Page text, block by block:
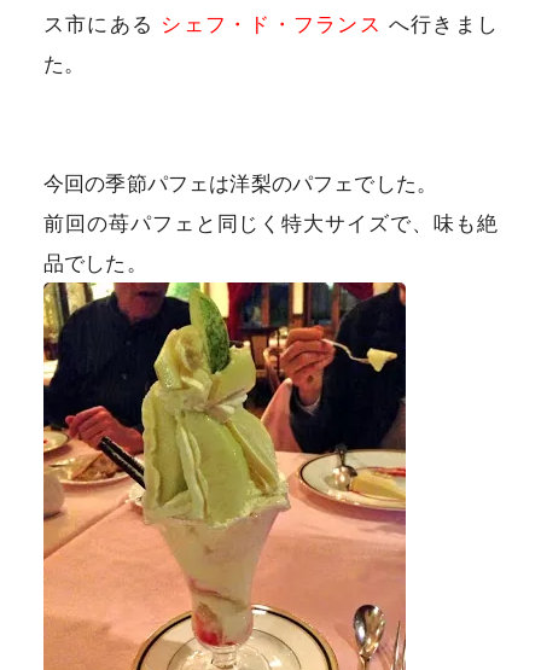
プライバシーポリシー
ス市にある シェフ・ド・フランス へ行きまし
た。
今回の季節パフェは洋梨のパフェでした。
前回の苺パフェと同じく特大サイズで、味も絶
品でした。